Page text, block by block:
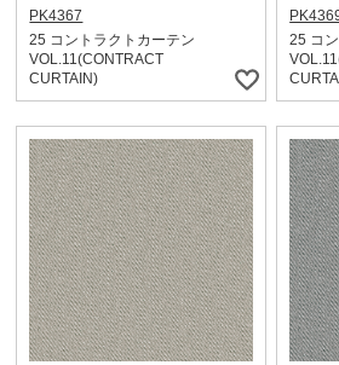
PK4367
25 コントラクトカーテン
VOL.11(CONTRACT
CURTAIN)
25 コ